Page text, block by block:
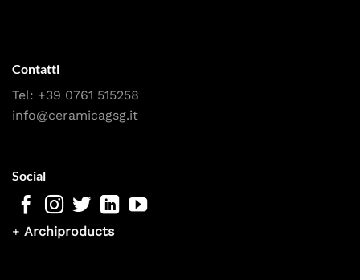
Contatti
Tel: +39 0761 515258
info@ceramicagsg.it
Social
+ Archiproducts